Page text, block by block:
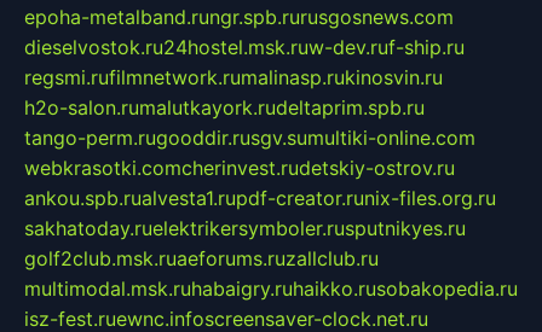
epoha-metalband.rungr.spb.rurusgosnews.com
dieselvostok.ru24hostel.msk.ruw-dev.ruf-ship.ru
regsmi.rufilmnetwork.rumalinasp.rukinosvin.ru
h2o-salon.rumalutkayork.rudeltaprim.spb.ru
tango-perm.rugooddir.rusgv.sumultiki-online.com
webkrasotki.comcherinvest.rudetskiy-ostrov.ru
ankou.spb.rualvesta1.rupdf-creator.runix-files.org.ru
sakhatoday.ruelektrikersymboler.rusputnikyes.ru
golf2club.msk.ruaeforums.ruzallclub.ru
multimodal.msk.ruhabaigry.ruhaikko.rusobakopedia.ru
isz-fest.ruewnc.infoscreensaver-clock.net.ru